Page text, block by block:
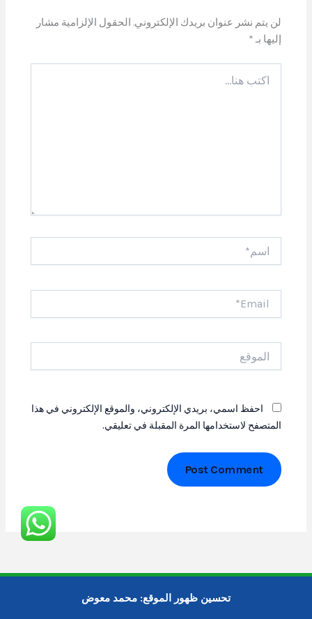
لن يتم نشر عنوان بريدك الإلكتروني. الحقول الإلزامية مشار
إليها بـ *
هنا...
احفظ اسمي، بريدي الإلكتروني، والموقع الإلكتروني في هذا
المتصفح لاستخدامها المرة المقبلة في تعليقي.
تحسين ظهور الموقع: محمد معوض